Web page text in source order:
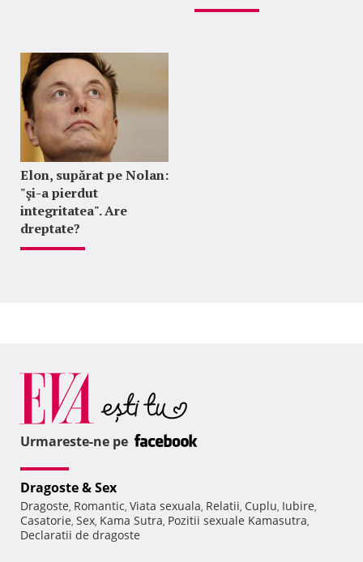
Elon, supărat pe Nolan:
"şi-a pierdut
integritatea". Are
dreptate?
Urmareste-ne pe
Dragoste & Sex
Dragoste, Romantic, Viata sexuala, Relatii, Cuplu, Iubire,
Casatorie, Sex, Kama Sutra, Pozitii sexuale Kamasutra,
Declaratii de dragoste